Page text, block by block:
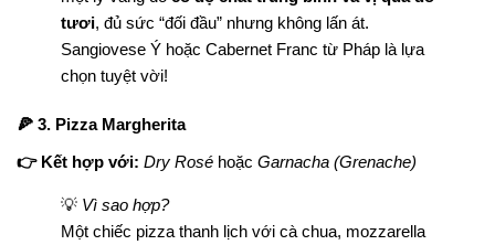
tươi, đủ sức “đối đầu” nhưng không lấn át.
Sangiovese Ý hoặc Cabernet Franc từ Pháp là lựa
chọn tuyệt vời!
🍕 3. Pizza Margherita
👉 Kết hợp với: Dry Rosé hoặc Garnacha (Grenache)
💡 Vì sao hợp?
Một chiếc pizza thanh lịch với cà chua, mozzarella